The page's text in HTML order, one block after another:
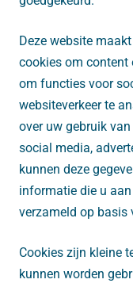
Deze website
cookies om content
om functies voor
websiteverkeer te
over uw gebruik
social media,
kunnen deze
informatie die u
verzameld op basis
Cookies zijn kleine
kunnen worden